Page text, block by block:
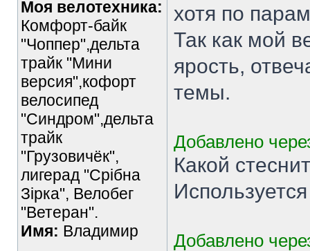
Моя велотехника:
Комфорт-байк
"Чоппер",дельта
трайк "Мини
версия",кофорт
велосипед
"Синдром",дельта
трайк
"Грузовичёк",
лигерад "Срібна
Зірка", Велобег
"Ветеран".
Имя: Владимир
хотя по
Так как мой
ярость,
темы.
Добавлено
Какой
Добавлено